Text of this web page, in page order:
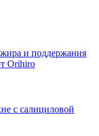
и поддержания
Orihiro
с салициловой